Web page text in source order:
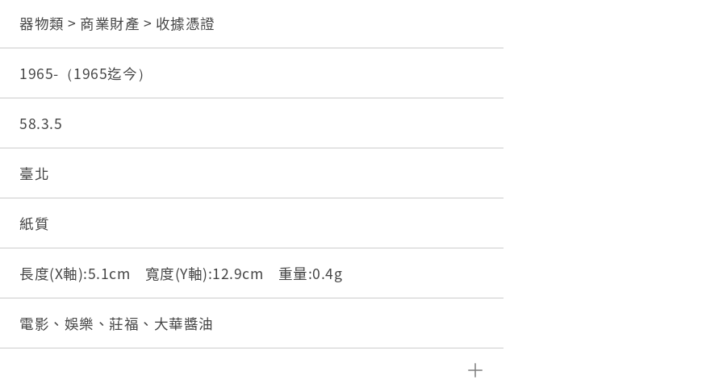
器物類 > 商業財產 > 收據憑證
1965-（1965迄今）
58.3.5
臺北
紙質
長度(X軸):5.1cm 寬度(Y軸):12.9cm 重量:0.4g
電影、娛樂、莊福、大華醬油